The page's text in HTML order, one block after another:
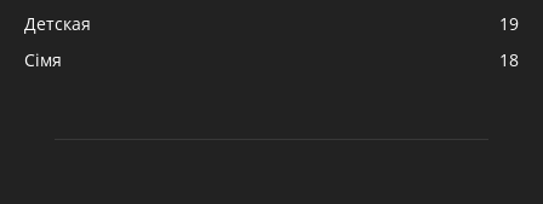
Детская
19
Сімя
18